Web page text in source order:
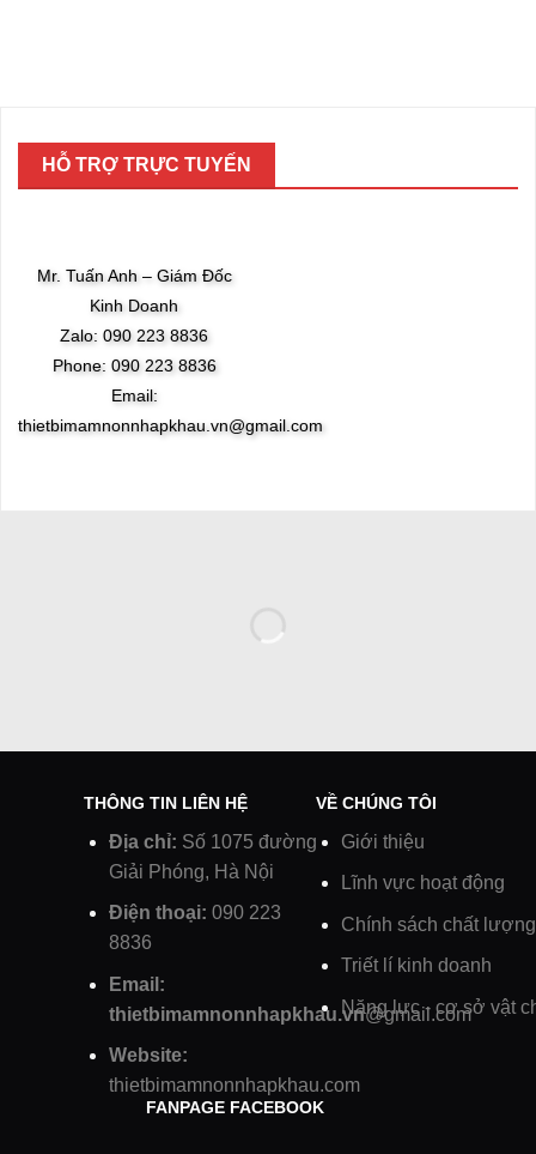
HỖ TRỢ TRỰC TUYẾN
Mr. Tuấn Anh – Giám Đốc
Kinh Doanh
Zalo: 090 223 8836
Phone: 090 223 8836
Email:
thietbimamnonnhapkhau.vn@gmail.com
THÔNG TIN LIÊN HỆ
Địa chỉ: Số 1075 đường
Giải Phóng, Hà Nội
Điện thoại: 090 223
8836
Email:
thietbimamnonnhapkhau.vn@gmail.com
Website:
thietbimamnonnhapkhau.com
VỀ CHÚNG TÔI
Giới thiệu
Lĩnh vực hoạt động
Chính sách chất lượng
Triết lí kinh doanh
Năng lực - cơ sở vật
FANPAGE FACEBOOK